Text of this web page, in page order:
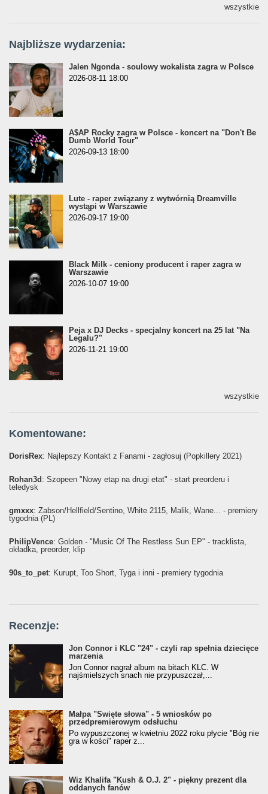
wszystkie
Najbliższe wydarzenia:
Jalen Ngonda - soulowy wokalista zagra w Polsce
2026-08-11 18:00
A$AP Rocky zagra w Polsce - koncert na "Don't Be
Dumb World Tour"
2026-09-13 18:00
Lute - raper związany z wytwórnią Dreamville
wystąpi w Warszawie
2026-09-17 19:00
Black Milk - ceniony producent i raper zagra w
Warszawie
2026-10-07 19:00
Peja x DJ Decks - specjalny koncert na 25 lat "Na
Legalu?"
2026-11-21 19:00
wszystkie
Komentowane:
DorisRex: Najlepszy Kontakt z Fanami - zagłosuj (Popkillery 2021)
Rohan3d : Szopeen "Nowy etap na drugi etat" - start preorderu i
teledysk
gmxxx: Żabson/Hellfield/Sentino, White 2115, Malik, Wane... - premiery
tygodnia (PL)
PhilipVence: Golden - "Music Of The Restless Sun EP" - tracklista,
okładka, preorder, klip
90s_to_pet: Kurupt, Too Short, Tyga i inni - premiery tygodnia
Recenzje:
Jon Connor i KLC "24" - czyli rap spełnia dziecięce
marzenia
Jon Connor nagrał album na bitach KLC. W
najśmielszych snach nie przypuszczał,...
Małpa "Święte słowa" - 5 wniosków po
przedpremierowym odsłuchu
Po wypuszczonej w kwietniu 2022 roku płycie "Bóg nie
gra w kości" raper z...
Wiz Khalifa "Kush & O.J. 2" - piękny prezent dla
oddanych fanów